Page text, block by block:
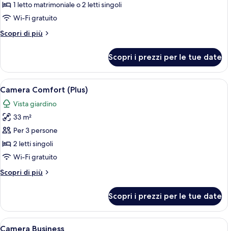
Camera
Comfort
1 letto matrimoniale o 2 letti singoli
Wi-Fi gratuito
Scopri di più
Altri
Comfort
Scopri i prezzi per le tue date
Apri
tutte
le
foto
per
Camera
Comfort
Una camera d'albergo con un letto
8
Camera Comfort (Plus)
Vista giardino
33 m²
Per 3 persone
2 letti singoli
Wi-Fi gratuito
Scopri di più
Altri
Comfort
(Plus)
Scopri i prezzi per le tue date
Apri
Una camera d'albergo con un letto
10
Camera Business